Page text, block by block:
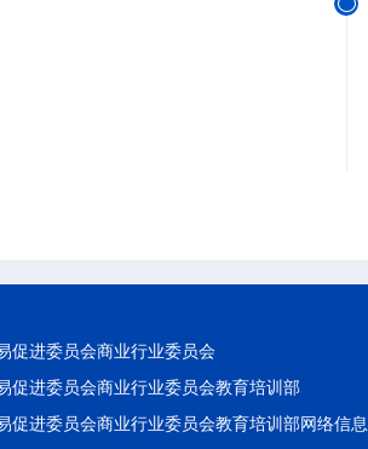
促进委员会商业行业委员会
促进委员会商业行业委员会教育培训部
促进委员会商业行业委员会教育培训部网络信